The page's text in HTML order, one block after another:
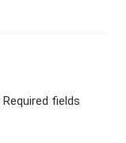
Required fields